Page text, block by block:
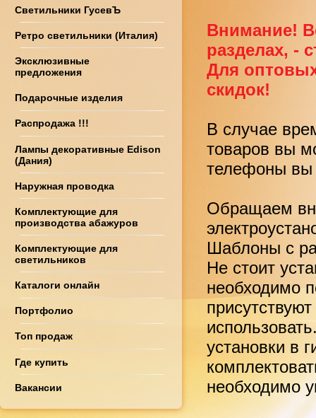
Светильники ГусевЪ
Ретро светильники (Италия)
Эксклюзивные
предложения
Подарочные изделия
Распродажа !!!
Лампы декоративные Edison
(Дания)
Наружная проводка
Комплектующие для
производства абажуров
Комплектующие для
светильников
Каталоги онлайн
Портфолио
Топ продаж
Где купить
Вакансии
Внимание!
разделах, -
Для
скидок!
В случае
товаров вы
телефоны вы
Обращаем
Шаблоны с
Не стоит
необходимо
установки в
необходимо